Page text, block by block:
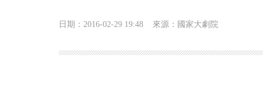
日期：2016-02-29 19:48 來源：國家大劇院